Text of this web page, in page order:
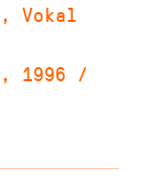
, Vokal
, 1996 /